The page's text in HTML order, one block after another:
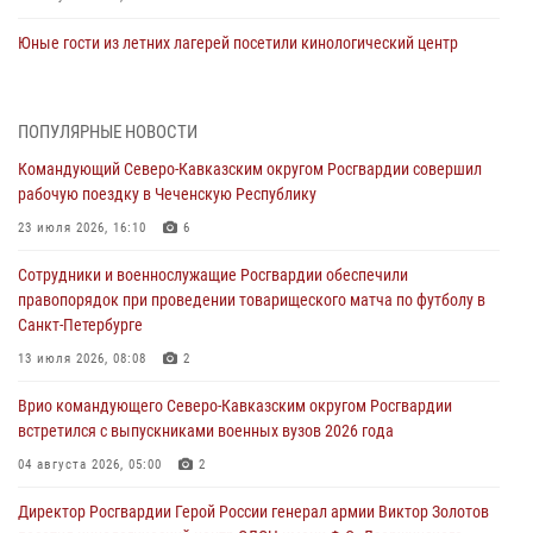
Юные гости из летних лагерей посетили кинологический центр
выпуска «Легенды армии с Александром Маршалом»
07 августа 2026, 12:00
ветераны военной контрразведки почтили память Николая
Кузнецова
07 августа 2026, 12:00
Смольного собора в Санкт-Петербурге (видео)
07 августа 2026, 11:34
взрывобезопасности
ПОПУЛЯРНЫЕ НОВОСТИ
Командующий Северо-Кавказским округом Росгвардии совершил
рабочую поездку в Чеченскую Республику
23 июля 2026, 16:10 6
Сотрудники и военнослужащие Росгвардии обеспечили
правопорядок при проведении товарищеского матча по футболу в
Санкт-Петербурге
13 июля 2026, 08:08 2
Врио командующего Северо-Кавказским округом Росгвардии
встретился с выпускниками военных вузов 2026 года
04 августа 2026, 05:00 2
Директор Росгвардии Герой России генерал армии Виктор Золотов